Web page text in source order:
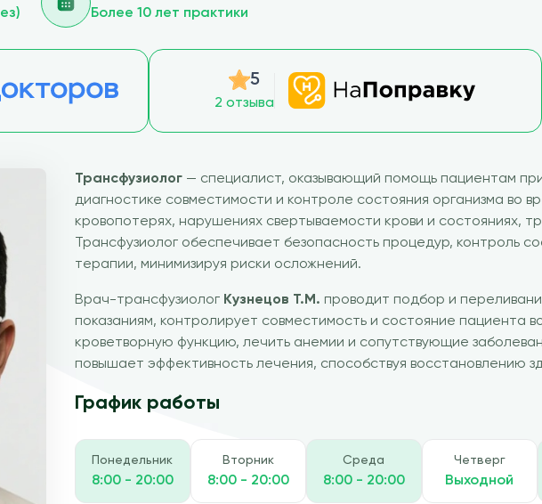
Более 10 лет практики
5
2 отзыва
Трансфузиолог— специалист, оказывающий помощь пациентам
диагностике совместимости и контроле состояния организма во
кровопотерях, нарушениях свертываемости крови и состояниях,
Трансфузиолог обеспечивает безопасность процедур, контроль
терапии, минимизируя риски осложнений.
Врач-трансфузиолог Кузнецов Т.М. проводит подбор и
показаниям, контролирует совместимость и состояние пациента
кроветворную функцию, лечить анемии и сопутствующие
повышает эффективность лечения, способствуя восстановлению
График работы
Понедельник
8:00 - 20:00
Вторник
8:00 - 20:00
Среда
8:00 - 20:00
Четверг
Выходной